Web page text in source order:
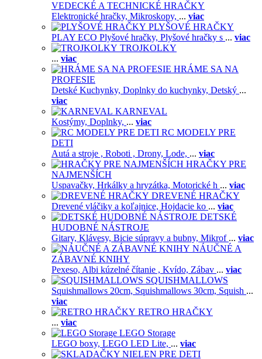
VEDECKÉ A TECHNICKÉ HRAČKY
Elektronické hračky, Mikroskopy, ... viac
PLYŠOVÉ HRAČKY
PLAY ECO Plyšové hračky, Plyšové hračky s ... viac
TROJKOLKY
... viac
HRÁME SA NA
PROFESIE
Detské Kuchynky, Doplnky do kuchynky, Detský ...
viac
KARNEVAL
Kostýmy, Doplnky, ... viac
RC MODELY PRE
DETI
Autá a stroje , Roboti , Drony, Lode, ... viac
HRAČKY PRE
NAJMENŠÍCH
Uspavačky, Hrkálky a hryzátka, Motorické h ... viac
DREVENÉ HRAČKY
Drevené vláčiky a koľajnice, Hojdacie ko ... viac
DETSKÉ
HUDOBNÉ NÁSTROJE
Gitary, Klávesy, Bicie súpravy a bubny, Mikrof ... viac
NÁUČNÉ A
ZÁBAVNÉ KNIHY
Pexeso, Albi kúzelné čítanie , Kvído, Zábav ... viac
SQUISHMALLOWS
Squishmallows 20cm, Squishmallows 30cm, Squish ...
viac
RETRO HRAČKY
... viac
LEGO Storage
LEGO boxy, LEGO LED Lite, ... viac